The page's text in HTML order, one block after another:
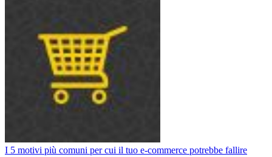
I 5 motivi più comuni per cui il tuo e-commerce potrebbe fallire